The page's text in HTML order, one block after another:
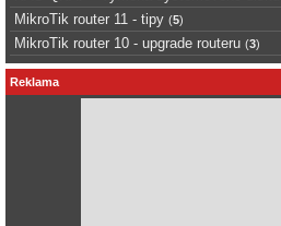
MikroTik router 11 - tipy (5)
MikroTik router 10 - upgrade routeru (3)
Reklama